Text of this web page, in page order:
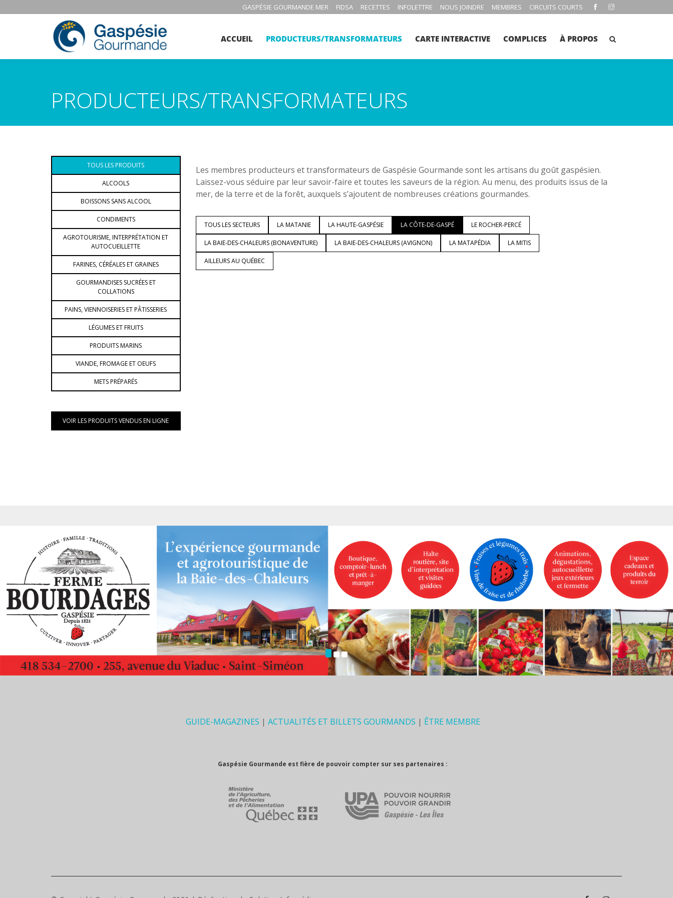
GASPÉSIE GOURMANDE MER FIDSA RECETTES INFOLETTRE NOUS JOINDRE MEMBRES CIRCUITS COURTS
ACCUEIL PRODUCTEURS/TRANSFORMATEURS CARTE INTERACTIVE COMPLICES À PROPOS
PRODUCTEURS/TRANSFORMATEURS
TOUS LES PRODUITS
ALCOOLS
BOISSONS SANS ALCOOL
CONDIMENTS
AGROTOURISME, INTERPRÉTATION ET
AUTOCUEILLETTE
FARINES, CÉRÉALES ET GRAINES
GOURMANDISES SUCRÉES ET
COLLATIONS
PAINS, VIENNOISERIES ET PÂTISSERIES
LÉGUMES ET FRUITS
PRODUITS MARINS
VIANDE, FROMAGE ET OEUFS
METS PRÉPARÉS
VOIR LES PRODUITS VENDUS EN LIGNE
Les membres producteurs et transformateurs de Gaspésie Gourmande sont les artisans du goût gaspésien.
Laissez-vous séduire par leur savoir-faire et toutes les saveurs de la région. Au menu, des produits issus de la
mer, de la terre et de la forêt, auxquels s’ajoutent de nombreuses créations gourmandes.
TOUS LES SECTEURS LA MATANIE LA HAUTE-GASPÉSIE LA CÔTE-DE-GASPÉ LE ROCHER-PERCÉ
LA BAIE-DES-CHALEURS (BONAVENTURE) LA BAIE-DES-CHALEURS (AVIGNON) LA MATAPÉDIA LA MITIS
AILLEURS AU QUÉBEC
GUIDE-MAGAZINES | ACTUALITÉS ET BILLETS GOURMANDS | ÊTRE MEMBRE
Gaspésie Gourmande est fière de pouvoir compter sur ses partenaires :